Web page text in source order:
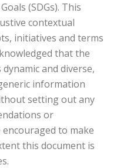
(SDGs). This
contextual
initiatives and terms
that the
and diverse,
information
setting out any
or
to make
this document is